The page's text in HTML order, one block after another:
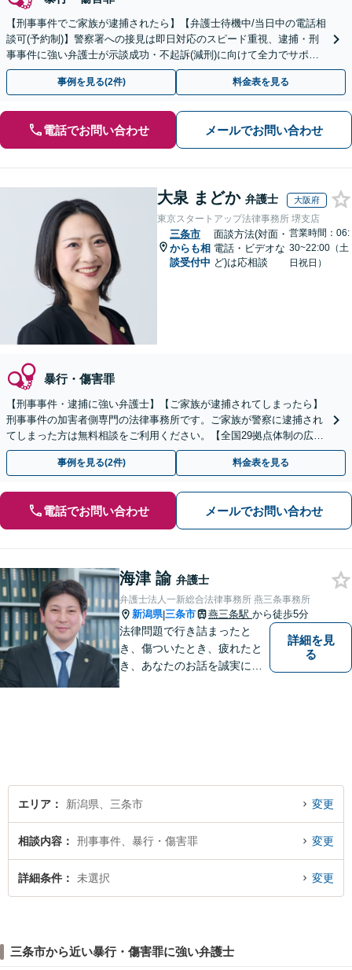
【刑事事件でご家族が逮捕されたら】【弁護士待機中/当日中の電話相
談可(予約制)】警察署への接見は即日対応のスピード重視、逮捕・刑
事事件に強い弁護士が示談成功・不起訴(減刑)に向けて全力でサポー
トします。【加害者側の相談専門】
事例を見る(2件) 料金表を見る
電話でお問い合わせ メールでお問い合わせ
大泉 まどか 弁護士 大阪府
東京スタートアップ法律事務所 堺支店
三条市
からも相
談受付中
面談方法(対面・
電話・ビデオな
ど)は応相談
営業時間：06:
30~22:00（土
日祝日）
暴行・傷害罪
【刑事事件・逮捕に強い弁護士】【ご家族が逮捕されてしまったら】
刑事事件の加害者側専門の法律事務所です。ご家族が警察に逮捕され
てしまった方は無料相談をご利用ください。【全国29拠点体制の広域
対応】【弁護士待機中/当日中の電話相談可(予約制)】
事例を見る(2件) 料金表を見る
電話でお問い合わせ メールでお問い合わせ
海津 諭 弁護士
弁護士法人一新総合法律事務所 燕三条事務所
新潟県|三条市 燕三条駅 から徒歩5分
法律問題で行き詰まったと
き、傷ついたとき、疲れたと
き、あなたのお話を誠実にお
詳細を見
る
エリア 新潟県、三条市 変更
相談内容 刑事事件、暴行・傷害罪 変更
詳細条件 未選択 変更
三条市から近い暴行・傷害罪に強い弁護士